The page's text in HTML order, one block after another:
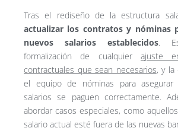
Tras el rediseño de la estructura
actualizar los contratos y nóminas
nuevos salarios establecidos.
formalización de cualquier ajuste
contractuales que sean necesarios, y la
el equipo de nóminas para
salarios se paguen correctamente.
abordar casos especiales, como
salario actual esté fuera de las nuevas